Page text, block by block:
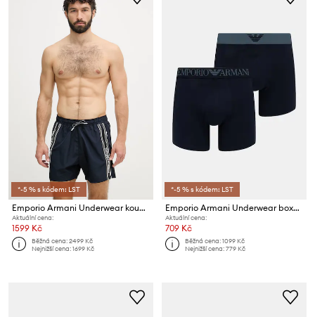
*-5 % s kódem: LST
Emporio Armani Underwear koupací šortky pánské
Aktuální cena:
1599 Kč
Běžná cena:2499 Kč
Nejnižší cena:1699 Kč
*-5 % s kódem: LST
Emporio Armani Underwear boxerky pánské bavlněné s elastanem 2-pack
Aktuální cena:
709 Kč
Běžná cena:1099 Kč
Nejnižší cena:779 Kč